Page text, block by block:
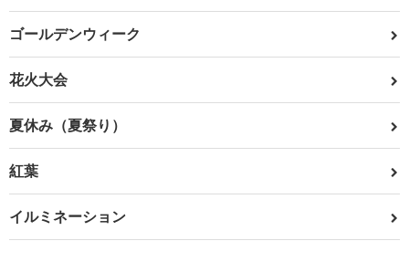
ゴールデンウィーク
花火大会
夏休み（夏祭り）
紅葉
イルミネーション